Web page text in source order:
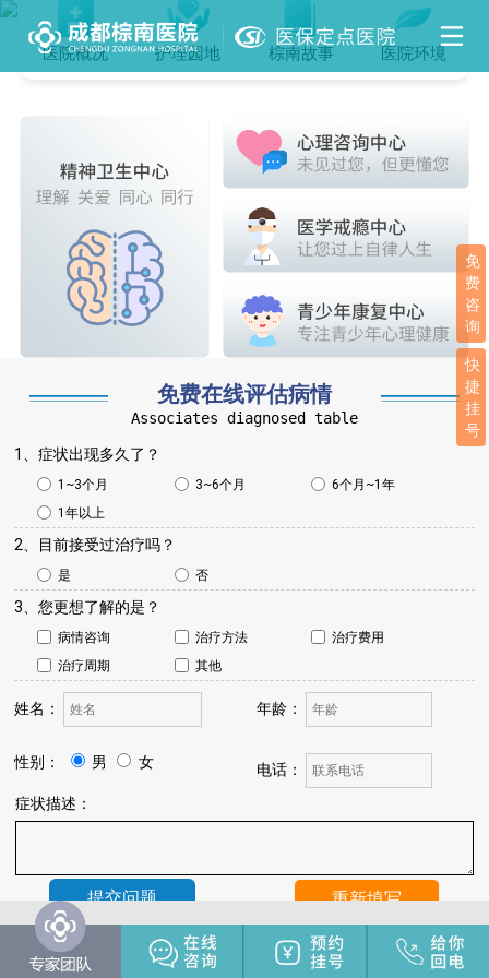
医院概况 护理园地 棕南故事 医院环境
免费在线评估病情
Associates diagnosed table
1、症状出现多久了？
1~3个月 3~6个月
6个月~1年
1年以上
2、目前接受过治疗吗？
是 否
3、您更想了解的是？
病情咨询 治疗方法
治疗费用
治疗周期
其他
姓名： 年龄：
性别： 男 女
电话：
症状描述：
温馨提示：
我院将于24小时内与您联系，请保持手机畅通，注
意来电。
免
费
咨
询
快
捷
挂
号